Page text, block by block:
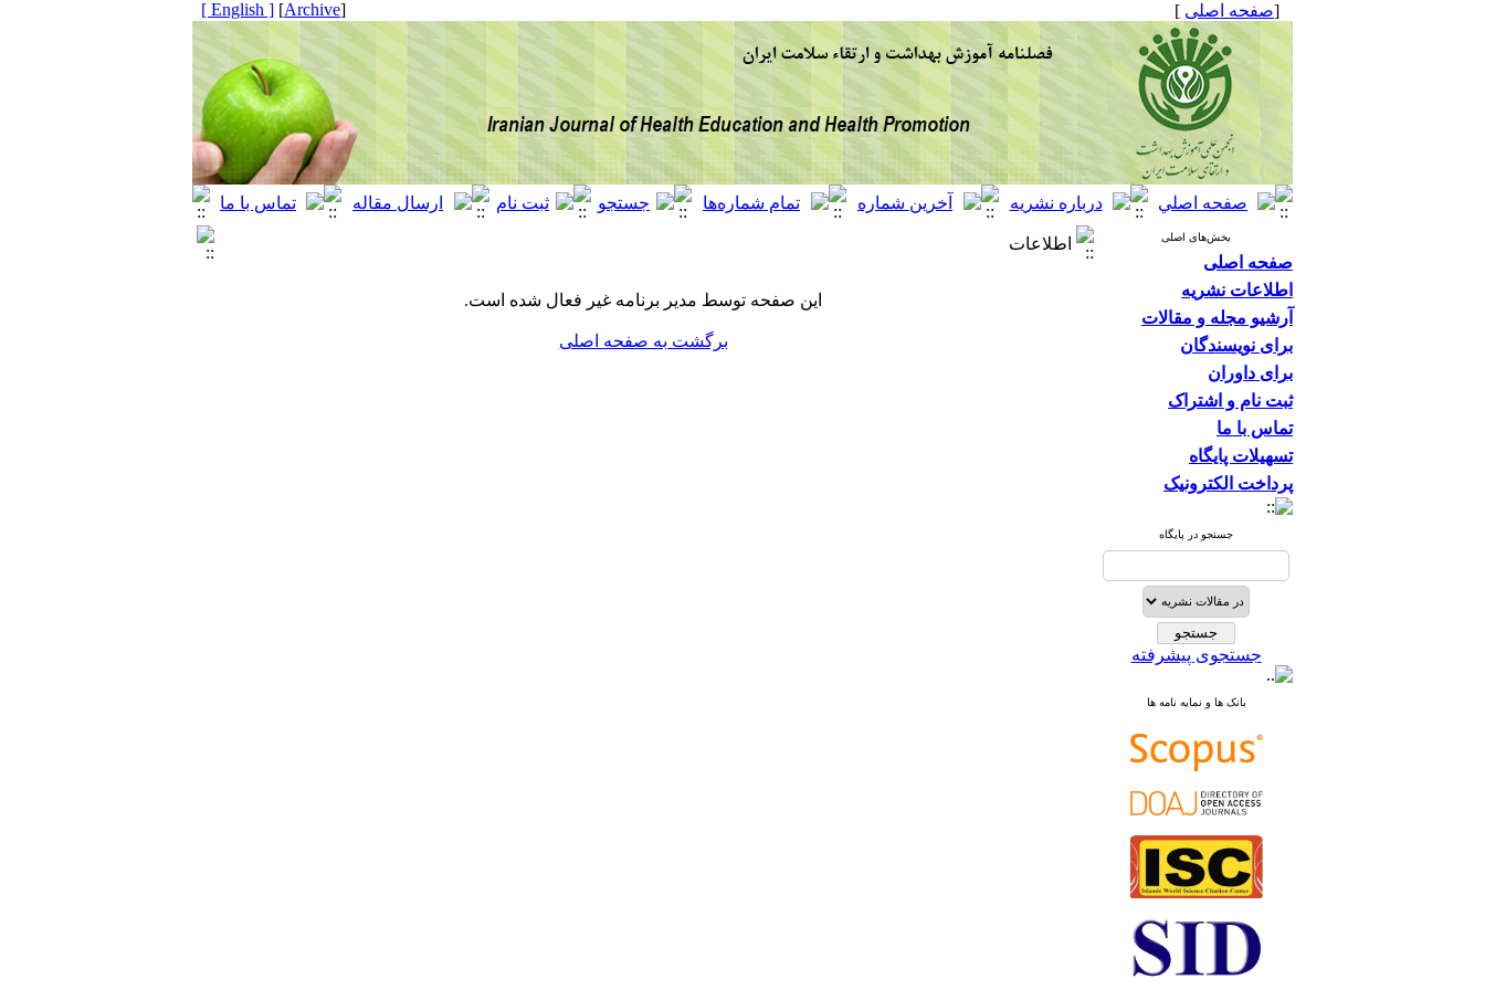
[صفحه اصلی ]
[
Archive
]
[ English ]
بخش‌های اصلی
صفحه اصلی
اطلاعات نشریه
آرشیو مجله و مقالات
برای نویسندگان
برای داوران
ثبت نام و اشتراک
تماس با ما
تسهیلات پایگاه
پرداخت الکترونیک
جستجو در پایگاه
جستجوی پیشرفته
بانک ها و نمایه نامه ها
اطلاعات
این صفحه توسط مدیر برنامه غیر فعال شده است.
برگشت به صفحه اصلی